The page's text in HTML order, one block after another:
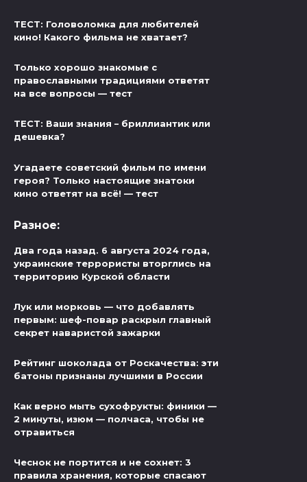
ТЕСТ: Головоломка для любителей
кино! Какого фильма не хватает?
Только хорошо знакомые с
православными традициями ответят
на все вопросы — тест
ТЕСТ: Ваши знания – бриллиантик или
дешевка?
Угадаете советский фильм по имени
героя? Только настоящие знатоки
кино ответят на всё! — тест
Разное:
Два года назад. 6 августа 2024 года,
украинские террористы вторглись на
территорию Курской области
Лук или морковь — что добавлять
первым: шеф-повар раскрыл главный
секрет наваристой зажарки
Рейтинг шоколада от Роскачества: эти
батоны признаны лучшими в России
Как верно мыть сухофрукты: финики —
2 минуты, изюм — полчаса, чтобы не
отравиться
Чеснок не портится и не сохнет: 3
правила хранения, которые спасают